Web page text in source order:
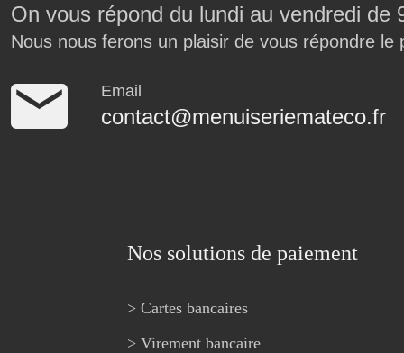
On vous répond du lundi au vendredi
Nous nous ferons un plaisir de vous répondre le
Email
contact@menuiseriemateco.fr
Nos solutions de paiement
> Cartes bancaires
> Virement bancaire